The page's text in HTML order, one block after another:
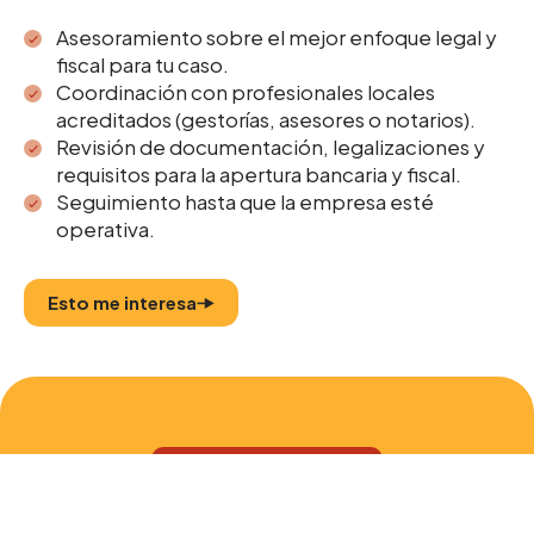
Asesoramiento sobre el mejor enfoque legal y
fiscal para tu caso.
Coordinación con profesionales locales
acreditados (gestorías, asesores o notarios).
Revisión de documentación, legalizaciones y
requisitos para la apertura bancaria y fiscal.
Seguimiento hasta que la empresa esté
operativa.
Esto me interesa